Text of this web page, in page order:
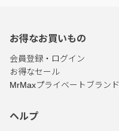
お得なお買いもの
会員登録・ログイン
お得なセール
MrMaxプライベートブランド
ヘルプ